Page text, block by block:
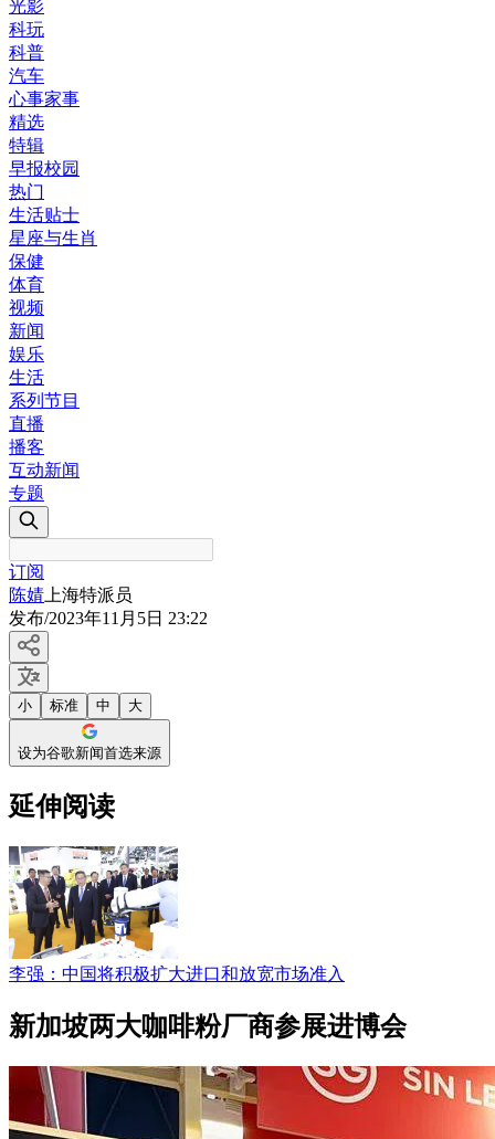
光影
科玩
科普
汽车
心事家事
精选
特辑
早报校园
热门
生活贴士
星座与生肖
保健
体育
视频
新闻
娱乐
生活
系列节目
直播
播客
互动新闻
专题
订阅
陈婧 上海特派员
发布/2023年11月5日 23:22
小 标准 中 大
设为谷歌新闻首选来源
延伸阅读
李强：中国将积极扩大进口和放宽市场准入
新加坡两大咖啡粉厂商参展进博会